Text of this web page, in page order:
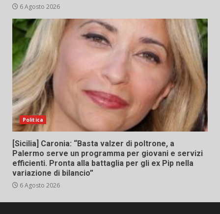
6 Agosto 2026
Politica
[Sicilia] Caronia: “Basta valzer di poltrone, a
Palermo serve un programma per giovani e servizi
efficienti. Pronta alla battaglia per gli ex Pip nella
variazione di bilancio”
6 Agosto 2026